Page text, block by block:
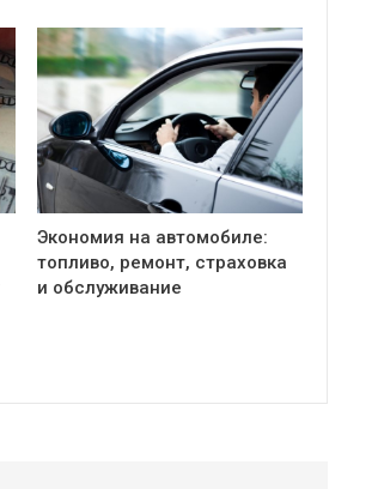
Экономия на автомобиле:
топливо, ремонт, страховка
и обслуживание